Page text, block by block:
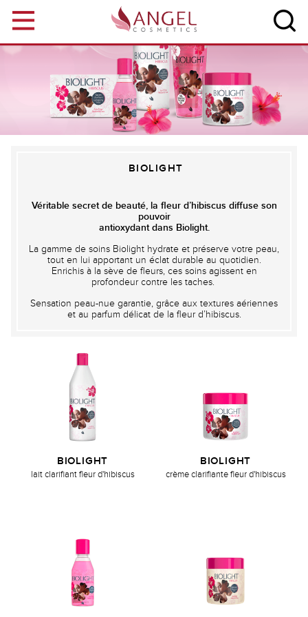
BIOLIGHT
Véritable secret de beauté, la fleur d’hibiscus diffuse son
pouvoir
antioxydant dans Biolight.
La gamme de soins Biolight hydrate et préserve votre peau,
tout en lui apportant un éclat durable au quotidien.
Enrichis à la sève de fleurs, ces soins agissent en
profondeur contre les taches.
Sensation peau-nue garantie, grâce aux textures aériennes
et au parfum délicat de la fleur d’hibiscus.
BIOLIGHT
lait clarifiant fleur d'hibiscus
BIOLIGHT
crème clarifiante fleur d'hibiscus